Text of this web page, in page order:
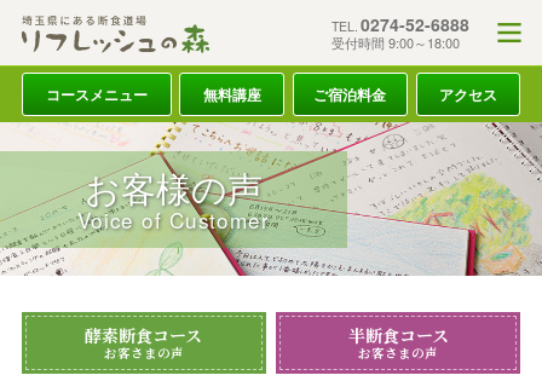
TEL. 0274-52-6888
受付時間 9:00～18:00
コースメニュー 無料講座 ご宿泊料金 アクセス
お客様の声
Voice of Customer
酵素断食コース
お客さまの声
半断食コース
お客さまの声